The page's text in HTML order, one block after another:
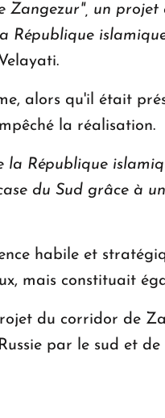
Zangezur", un
République
alors qu'il était
la réalisation.
République
du Sud grâce à
habile et
mais constituait
du corridor de
par le sud et